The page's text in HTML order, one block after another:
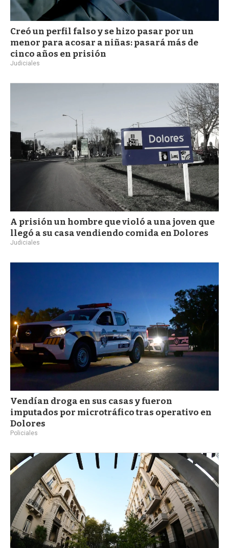
Creó un perfil falso y se hizo pasar por un
menor para acosar a niñas: pasará más de
cinco años en prisión
Judiciales
A prisión un hombre que violó a una joven que
llegó a su casa vendiendo comida en Dolores
Judiciales
Vendían droga en sus casas y fueron
imputados por microtráfico tras operativo en
Dolores
Policiales